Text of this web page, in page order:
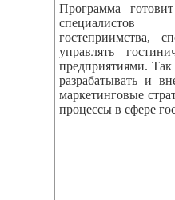
Программа
гостеприимства,
управлять
предприятиями.
разрабатывать и
маркетинговые
процессы в сфере